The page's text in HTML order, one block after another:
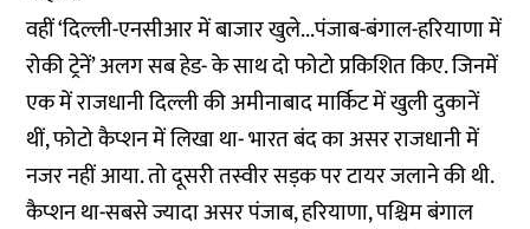
वहीं ‘दिल्ली-एनसीआर में बाजार खुले...पंजाब-बंगाल-हरियाणा में
रोकी ट्रेनें’ अलग सब हेड- के साथ दो फोटो प्रकिशित किए. जिनमें
एक में राजधानी दिल्ली की अमीनाबाद मार्किट में खुली दुकानें
थीं, फोटो कैप्शन में लिखा था- भारत बंद का असर राजधानी में
नजर नहीं आया. तो दूसरी तस्वीर सड़क पर टायर जलाने की थी.
कैप्शन था-सबसे ज्यादा असर पंजाब, हरियाणा, पश्चिम बंगाल